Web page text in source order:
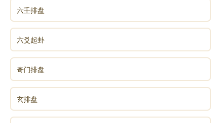
六壬排盘
六爻起卦
奇门排盘
玄排盘